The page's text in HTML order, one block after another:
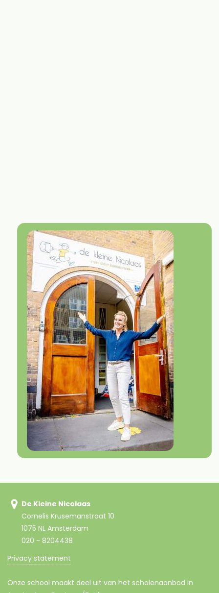
De Kleine Nicolaas
Cornelis Krusemanstraat 10
1075 NL Amsterdam
020 - 8204438
Privacy statement
Onze school maakt deel uit van het scholenaanbod in